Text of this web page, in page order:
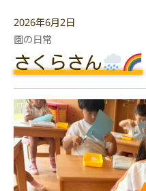
2026年6月2日
園の日常
さくらさん